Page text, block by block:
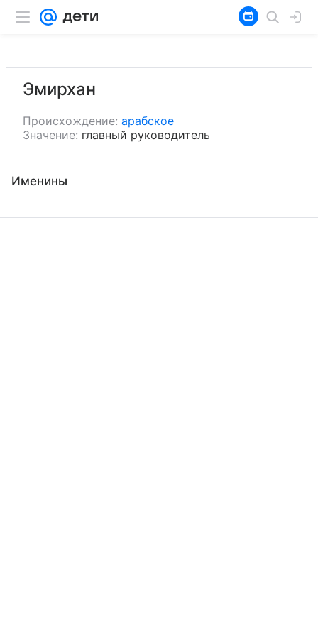
Эмирхан
Происхождение: арабское
Значение: главный руководитель
Именины